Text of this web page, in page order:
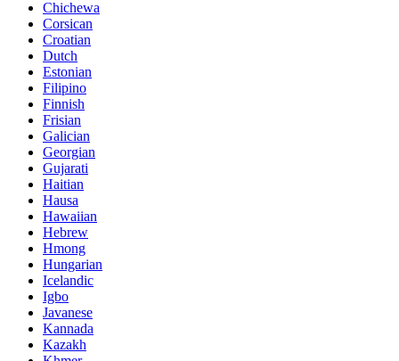
Chichewa
Corsican
Croatian
Dutch
Estonian
Filipino
Finnish
Frisian
Galician
Georgian
Gujarati
Haitian
Hausa
Hawaiian
Hebrew
Hmong
Hungarian
Icelandic
Igbo
Javanese
Kannada
Kazakh